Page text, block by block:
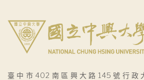
臺中市402南區興大路145號行政